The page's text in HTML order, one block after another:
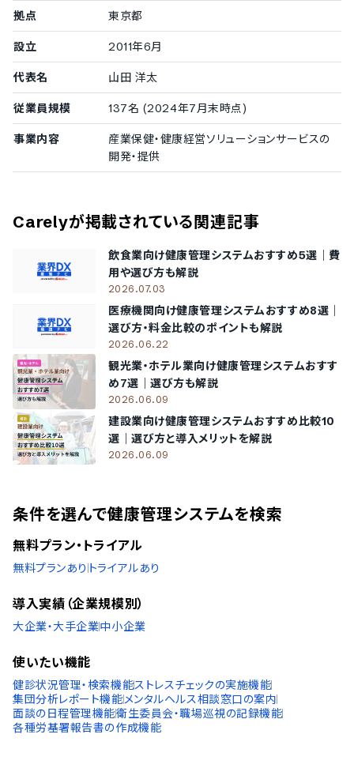
ンドパッド
株式会社梓設計
人角川ドワンゴ学園/FCNT株式会社
日鉄ファーストテック株式会社/株式会社And Doホールデ
ィングス
300〜499名
株式会社TBWA HAKUHODO/学校法人関西学院
ン・イーエム・ソリューションズ株式会社/アスカ株式会社/
豊田通商システムズ株式会社/北海道日野自動車株式会社
JR東日本スポーツ株式会社
中小企業の導入実績
従業員数20名〜300名未満の企業を中小企業としてご紹介してい
100〜299名
トヨタファイナンシャルサービス株式会社
株式会社ヤッホーブルーイング/Axcelead Drug Discover
y Partners株式会社/株式会社エステル/株式会社ロジコ
小久保製氷冷蔵株式会社/
プラチナゲームズ株式会社
50〜99名
Creww株式会社
20〜49名
株式会社アシスト
森トラスト株式会社/サイボウズ株式会社 / note株式会社
/Wovn Technologies株式会社
社
/
グス株式会社
拠点 東京都
設立 2011年6月
代表名 山田 洋太
従業員規模 137名 (2024年7月末時点)
事業内容
産業保健・健康経営ソリューションサービスの
開発・提供
Carelyが掲載されている関連記事
飲食業向け健康管理システムおすすめ5選｜費
用や選び方も解説
2026.07.03
医療機関向け健康管理システムおすすめ8選｜
選び方・料金比較のポイントも解説
2026.06.22
観光業・ホテル業向け健康管理システムおすす
め7選｜選び方も解説
2026.06.09
建設業向け健康管理システムおすすめ比較10
選｜選び方と導入メリットを解説
2026.06.09
条件を選んで健康管理システムを検索
無料プラン・トライアル
無料プランあり トライアルあり
導入実績（企業規模別）
大企業・大手企業中小企業
使いたい機能
健診状況管理・検索機能ストレスチェックの実施機能
集団分析レポート機能メンタルヘルス相談窓口の案内
面談の日程管理機能衛生委員会・職場巡視の記録機能
各種労基署報告書の作成機能